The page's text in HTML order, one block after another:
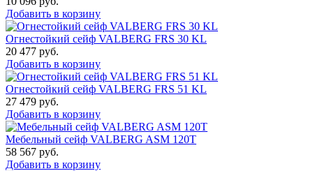
Добавить в корзину
Огнестойкий сейф VALBERG FRS 30 KL
20 477 руб.
Добавить в корзину
Огнестойкий сейф VALBERG FRS 51 KL
27 479 руб.
Добавить в корзину
Мебельный сейф VALBERG ASM 120T
58 567 руб.
Добавить в корзину